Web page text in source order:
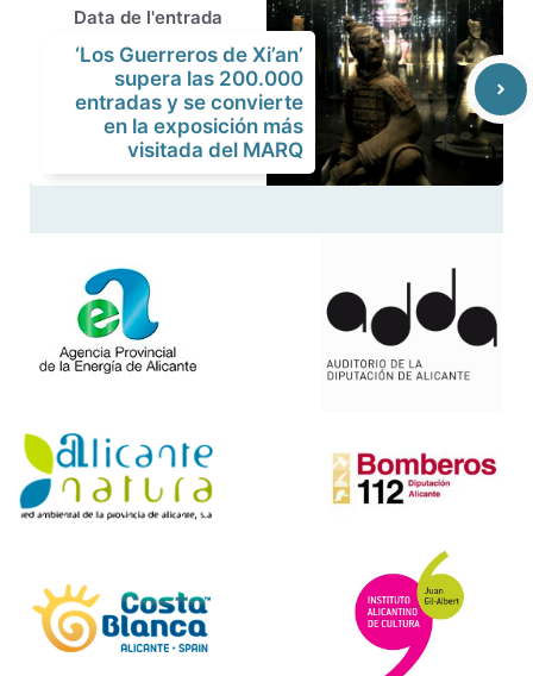
Data de l'entrada
‘Los Guerreros de Xi’an’
supera las 200.000
entradas y se convierte
en la exposición más
visitada del MARQ